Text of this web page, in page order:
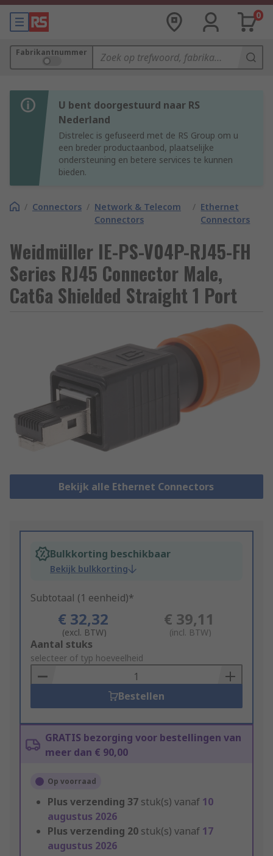
0
Fabrikantnummer
U bent doorgestuurd naar RS
Nederland
Distrelec is gefuseerd met de RS Group om u
een breder productaanbod, plaatselijke
ondersteuning en betere services te kunnen
bieden.
/ Connectors / Network & Telecom
Connectors
/ Ethernet
Connectors
Weidmüller IE-PS-V04P-RJ45-FH
Series RJ45 Connector Male,
Cat6a Shielded Straight 1 Port
Bekijk alle Ethernet Connectors
Bulkkorting beschikbaar
Bekijk bulkkorting
Subtotaal (1 eenheid)*
€ 32,32
(excl. BTW)
€ 39,11
(incl. BTW)
Add
to
Basket
Aantal stuks
selecteer of typ hoeveelheid
Bestellen
GRATIS bezorging voor bestellingen van
meer dan € 90,00
Op voorraad
Plus verzending 37 stuk(s) vanaf 10
augustus 2026
Plus verzending 20 stuk(s) vanaf 17
augustus 2026